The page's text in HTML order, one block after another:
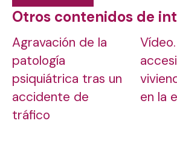
Otros contenidos de
Agravación de la
patología
psiquiátrica tras un
accidente de
tráfico
en la